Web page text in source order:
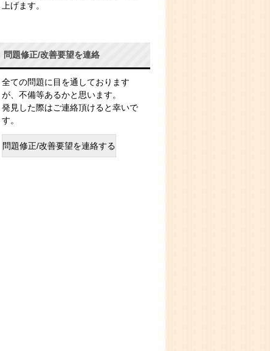
上げます。
問題修正/改善要望を連絡
全ての問題に目を通しております
が、不備等あるかと思います。
発見した際はご連絡頂けると幸いで
す。
問題修正/改善要望を連絡する